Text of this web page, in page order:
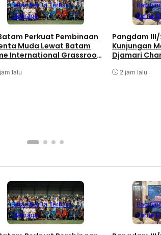
BatamBerita Terbaru
Olahraga
Perkuat Pembinaan
Muda Lewat Batam
International Grassroot
lalu
Berita
Pangdam
Kunjungan
Djamari
2 jam lalu
BatamBerita Terbaru
Olahraga
Berita